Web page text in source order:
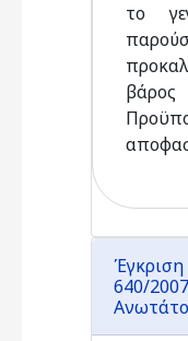
το
Έγκριση
640/